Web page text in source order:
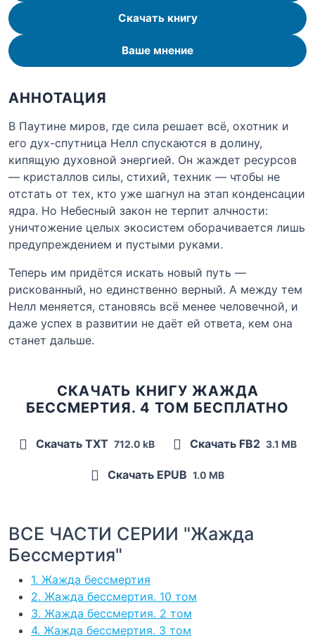
Скачать книгу
Ваше мнение
АННОТАЦИЯ
В Паутине миров, где сила решает всё, охотник и
его дух-спутница Нелл спускаются в долину,
кипящую духовной энергией. Он жаждет ресурсов
— кристаллов силы, стихий, техник — чтобы не
отстать от тех, кто уже шагнул на этап конденсации
ядра. Но Небесный закон не терпит алчности:
уничтожение целых экосистем оборачивается лишь
предупреждением и пустыми руками.
Теперь им придётся искать новый путь —
рискованный, но единственно верный. А между тем
Нелл меняется, становясь всё менее человечной, и
даже успех в развитии не даёт ей ответа, кем она
станет дальше.
СКАЧАТЬ КНИГУ ЖАЖДА
БЕССМЕРТИЯ. 4 ТОМ БЕСПЛАТНО
Скачать TXT 712.0 kB Скачать FB2 3.1 MB
Скачать EPUB 1.0 MB
ВСЕ ЧАСТИ СЕРИИ "Жажда
Бессмертия"
1. Жажда бессмертия
2. Жажда бессмертия. 10 том
3. Жажда бессмертия. 2 том
4. Жажда бессмертия. 3 том